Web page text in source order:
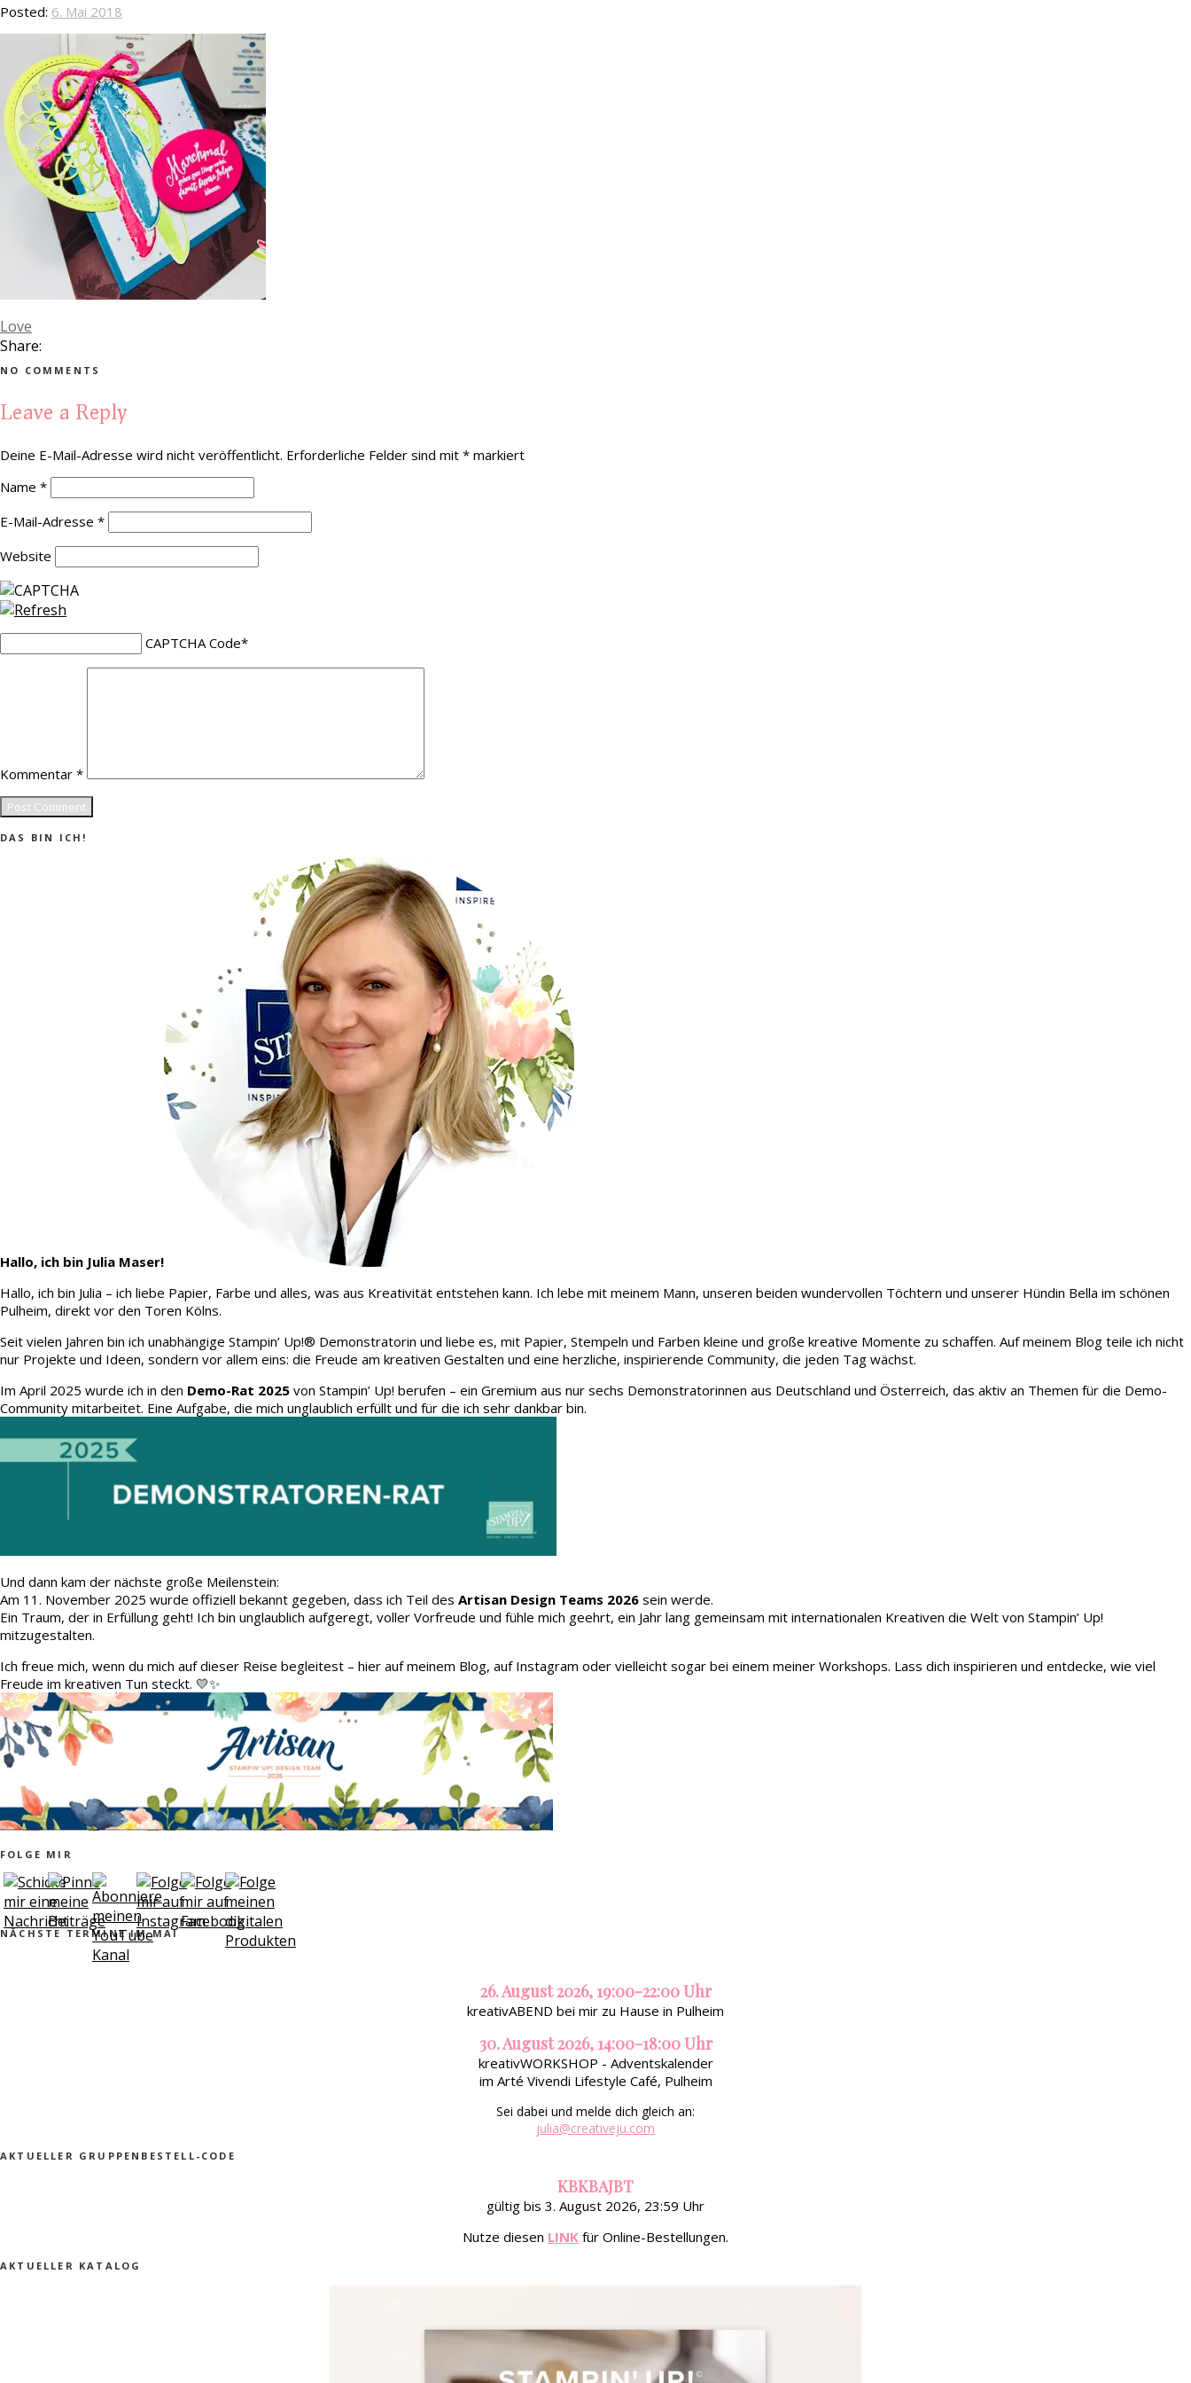
Posted: 6. Mai 2018
Love
Share:
NO COMMENTS
Leave a Reply
Deine E-Mail-Adresse wird nicht veröffentlicht. Erforderliche Felder sind mit * markiert
Name *
E-Mail-Adresse *
Website
CAPTCHA Code*
Kommentar *
DAS BIN ICH!
Hallo, ich bin Julia Maser!
Hallo, ich bin Julia – ich liebe Papier, Farbe und alles, was aus Kreativität entstehen kann. Ich lebe mit meinem Mann, unseren beiden wundervollen Töchtern und unserer Hündin Bella im schönen
Pulheim, direkt vor den Toren Kölns.
Seit vielen Jahren bin ich unabhängige Stampin’ Up!® Demonstratorin und liebe es, mit Papier, Stempeln und Farben kleine und große kreative Momente zu schaffen. Auf meinem Blog teile ich nicht
nur Projekte und Ideen, sondern vor allem eins: die Freude am kreativen Gestalten und eine herzliche, inspirierende Community, die jeden Tag wächst.
Im April 2025 wurde ich in den Demo-Rat 2025 von Stampin’ Up! berufen – ein Gremium aus nur sechs Demonstratorinnen aus Deutschland und Österreich, das aktiv an Themen für die Demo-
Community mitarbeitet. Eine Aufgabe, die mich unglaublich erfüllt und für die ich sehr dankbar bin.
Und dann kam der nächste große Meilenstein:
Am 11. November 2025 wurde offiziell bekannt gegeben, dass ich Teil des Artisan Design Teams 2026 sein werde.
Ein Traum, der in Erfüllung geht! Ich bin unglaublich aufgeregt, voller Vorfreude und fühle mich geehrt, ein Jahr lang gemeinsam mit internationalen Kreativen die Welt von Stampin’ Up!
mitzugestalten.
Ich freue mich, wenn du mich auf dieser Reise begleitest – hier auf meinem Blog, auf Instagram oder vielleicht sogar bei einem meiner Workshops. Lass dich inspirieren und entdecke, wie viel
Freude im kreativen Tun steckt. 💛✨
FOLGE MIR
NÄCHSTE TERMINE IM MAI
26. August 2026, 19:00-22:00 Uhr
kreativABEND bei mir zu Hause in Pulheim
30. August 2026, 14:00-18:00 Uhr
kreativWORKSHOP - Adventskalender
im Arté Vivendi Lifestyle Café, Pulheim
Sei dabei und melde dich gleich an:
julia@creativeju.com
AKTUELLER GRUPPENBESTELL-CODE
KBKBAJBT
gültig bis 3. August 2026, 23:59 Uhr
Nutze diesen LINK für Online-Bestellungen.
AKTUELLER KATALOG